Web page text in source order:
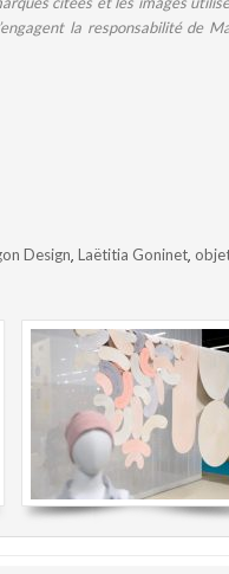
la responsabilité de
Design, Laëtitia Goninet,